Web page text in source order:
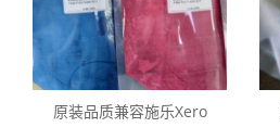
原装品质兼容施乐Xero